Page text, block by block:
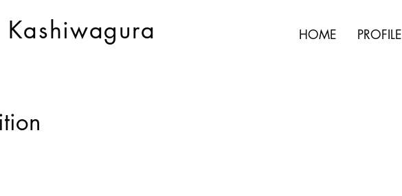
Kashiwagura HOME PROFILE